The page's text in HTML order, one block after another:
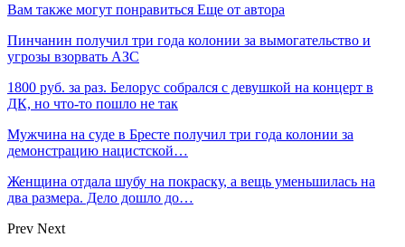
Вам также могут понравиться Еще от автора
Пинчанин получил три года колонии за вымогательство и
угрозы взорвать АЗС
1800 руб. за раз. Белорус собрался с девушкой на концерт в
ДК, но что-то пошло не так
Мужчина на суде в Бресте получил три года колонии за
демонстрацию нацистской…
Женщина отдала шубу на покраску, а вещь уменьшилась на
два размера. Дело дошло до…
Prev Next